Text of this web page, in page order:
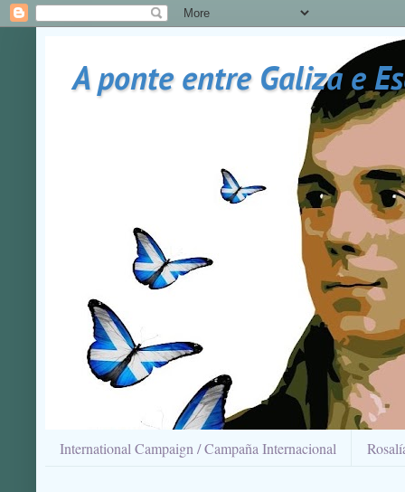
A ponte entre Galiza e
International Campaign / Campaña Internacional